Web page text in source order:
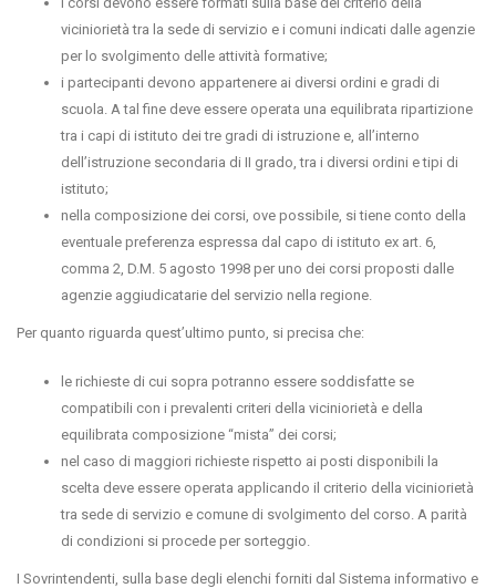
viciniorietà tra la sede di servizio e i comuni indicati dalle agenzie
per lo svolgimento delle attività formative;
i partecipanti devono appartenere ai diversi ordini e gradi di
scuola. A tal fine deve essere operata una equilibrata ripartizione
tra i capi di istituto dei tre gradi di istruzione e, all’interno
dell’istruzione secondaria di II grado, tra i diversi ordini e tipi di
istituto;
nella composizione dei corsi, ove possibile, si tiene conto della
eventuale preferenza espressa dal capo di istituto ex art. 6,
comma 2, D.M. 5 agosto 1998 per uno dei corsi proposti dalle
agenzie aggiudicatarie del servizio nella regione.
Per quanto riguarda quest’ultimo punto, si precisa che:
le richieste di cui sopra potranno essere soddisfatte se
compatibili con i prevalenti criteri della viciniorietà e della
equilibrata composizione “mista” dei corsi;
nel caso di maggiori richieste rispetto ai posti disponibili la
scelta deve essere operata applicando il criterio della viciniorietà
tra sede di servizio e comune di svolgimento del corso. A parità
di condizioni si procede per sorteggio.
I Sovrintendenti, sulla base degli elenchi forniti dal Sistema informativo e